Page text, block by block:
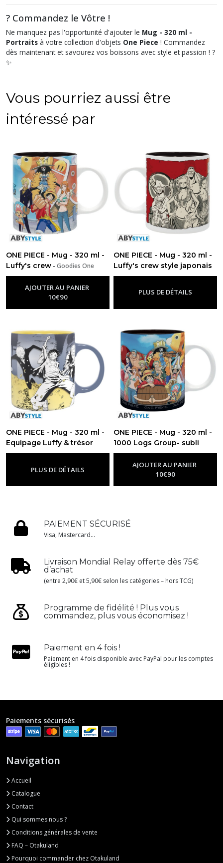
? Commandez le Vôtre !
Ne manquez pas l'opportunité d'ajouter le Mug - 320 ml -
Portraits à votre collection d'objets One Piece ! Commandez
dès maintenant et savourez vos boissons avec style et passion ! ?️
✨
Vous pourriez aussi être
intéressé par
ONE PIECE - Mug - 320 ml -
Luffy's crew - Goodies One
Piece
AJOUTER AU PANIER
10€90
ONE PIECE - Mug - 320 ml -
Luffy's crew style japonais
-Goodies One Piece
PLUS DE DÉTAILS
ONE PIECE - Mug - 320 ml -
Equipage Luffy & trésor
-Goodies One Piece
PLUS DE DÉTAILS
ONE PIECE - Mug - 320 ml -
1000 Logs Group- subli
-Goodies One Piece
AJOUTER AU PANIER
10€90
PAIEMENT SÉCURISÉ
Visa, Mastercard...
Livraison Mondial Relay offerte dès 75€
d’achat
(entre 2,90€ et 5,90€ selon les catégories – hors TCG)
Programme de fidélité ! Plus vous
commandez, plus vous économisez !
Paiement en 4 fois !
Paiement en 4 fois disponible avec PayPal pour les comptes
éligibles !
Paiements sécurisés
Navigation
Accueil
Catalogue
Contact
Qui sommes nous ?
Conditions générales de vente
FAQ – Otakuland
Pourquoi commander chez Otakuland